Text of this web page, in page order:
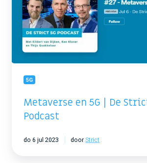
Strict
Podcast
5G
Metaverse en 5G | De
Podcast
do 6 jul 2023 doorStrict